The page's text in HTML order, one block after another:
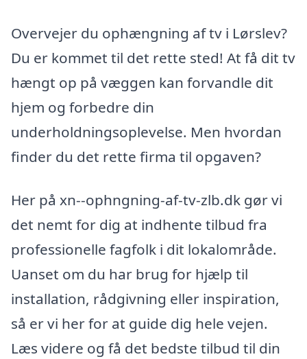
Overvejer du ophængning af tv i Lørslev?
Du er kommet til det rette sted! At få dit tv
hængt op på væggen kan forvandle dit
hjem og forbedre din
underholdningsoplevelse. Men hvordan
finder du det rette firma til opgaven?
Her på xn--ophngning-af-tv-zlb.dk gør vi
det nemt for dig at indhente tilbud fra
professionelle fagfolk i dit lokalområde.
Uanset om du har brug for hjælp til
installation, rådgivning eller inspiration,
så er vi her for at guide dig hele vejen.
Læs videre og få det bedste tilbud til din